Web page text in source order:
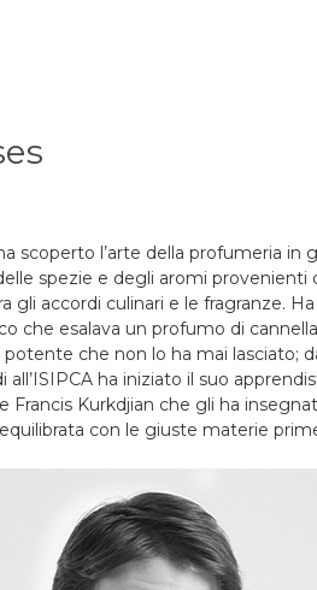
scoperto l’arte della profumeria in
spezie e degli aromi provenienti
gli accordi culinari e le fragranze.
che esalava un profumo di
potente che non lo ha mai lasciato;
all’ISIPCA ha iniziato il suo
Francis Kurkdjian che gli ha
con le giuste materie